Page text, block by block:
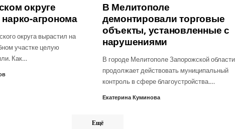
округе
агронома
округа вырастил на
участке целую
Как…
В Мелитополе
демонтировали торговые
объекты, установленные с
нарушениями
В городе Мелитополе Запорожской области
продолжает действовать муниципальный
контроль в сфере благоустройства.…
Екатерина Куминова
Ещё